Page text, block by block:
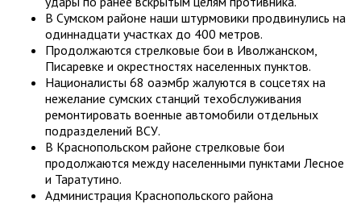
В Сумском районе наши штурмовики продвинулись на
одиннадцати участках до 400 метров.
Продолжаются стрелковые бои в Иволжанском,
Писаревке и окрестностях населенных пунктов.
Националисты 68 оаэмбр жалуются в соцсетях на
нежелание сумских станций техобслуживания
ремонтировать военные автомобили отдельных
подразделений ВСУ.
В Краснопольском районе стрелковые бои
продолжаются между населенными пунктами Лесное
и Таратутино.
Администрация Краснопольского района